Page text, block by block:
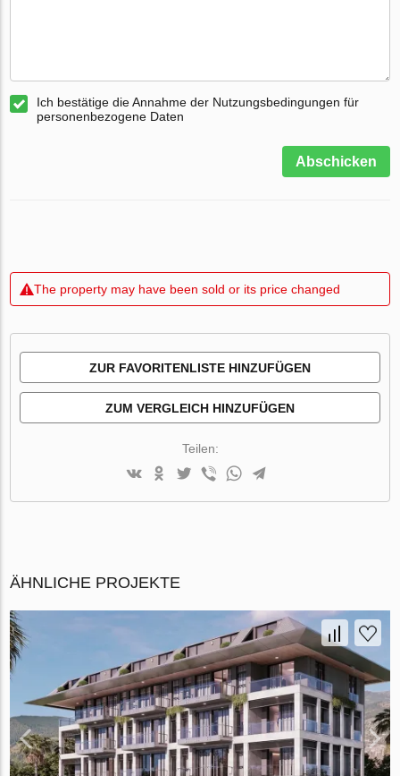
Ich bestätige die Annahme der Nutzungsbedingungen für
personenbezogene Daten
Abschicken
The property may have been sold or its price changed
ZUR FAVORITENLISTE HINZUFÜGEN
ZUM VERGLEICH HINZUFÜGEN
Teilen:
ÄHNLICHE PROJEKTE